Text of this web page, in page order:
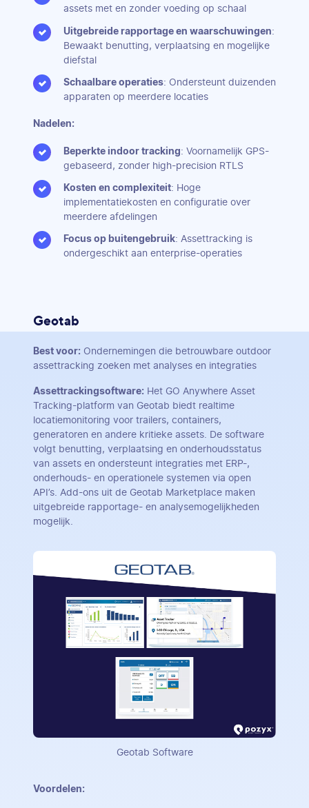
assets met en zonder voeding op schaal
Uitgebreide rapportage en waarschuwingen:
Bewaakt benutting, verplaatsing en mogelijke
diefstal
Schaalbare operaties: Ondersteunt duizenden
apparaten op meerdere locaties
Nadelen:
Beperkte indoor tracking: Voornamelijk GPS-
gebaseerd, zonder high-precision RTLS
Kosten en complexiteit: Hoge
implementatiekosten en configuratie over
meerdere afdelingen
Focus op buitengebruik: Assettracking is
ondergeschikt aan enterprise-operaties
Geotab
Best voor: Ondernemingen die betrouwbare outdoor
assettracking zoeken met analyses en integraties
Assettrackingsoftware: Het GO Anywhere Asset
Tracking-platform van Geotab biedt realtime
locatiemonitoring voor trailers, containers,
generatoren en andere kritieke assets. De software
volgt benutting, verplaatsing en onderhoudsstatus
van assets en ondersteunt integraties met ERP-,
onderhouds- en operationele systemen via open
API’s. Add-ons uit de Geotab Marketplace maken
uitgebreide rapportage- en analysemogelijkheden
mogelijk.
Geotab Software
Voordelen: